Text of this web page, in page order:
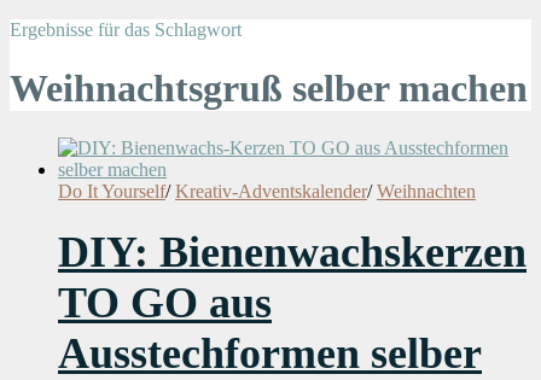
Ergebnisse für das Schlagwort
Weihnachtsgruß selber machen
Do It Yourself/ Kreativ-Adventskalender/ Weihnachten
DIY: Bienenwachskerzen
TO GO aus
Ausstechformen selber